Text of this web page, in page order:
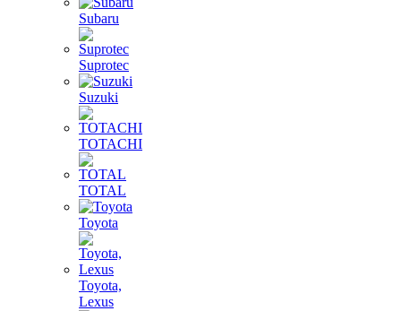
Subaru
Suprotec
Suzuki
TOTACHI
TOTAL
Toyota
Toyota,
Lexus